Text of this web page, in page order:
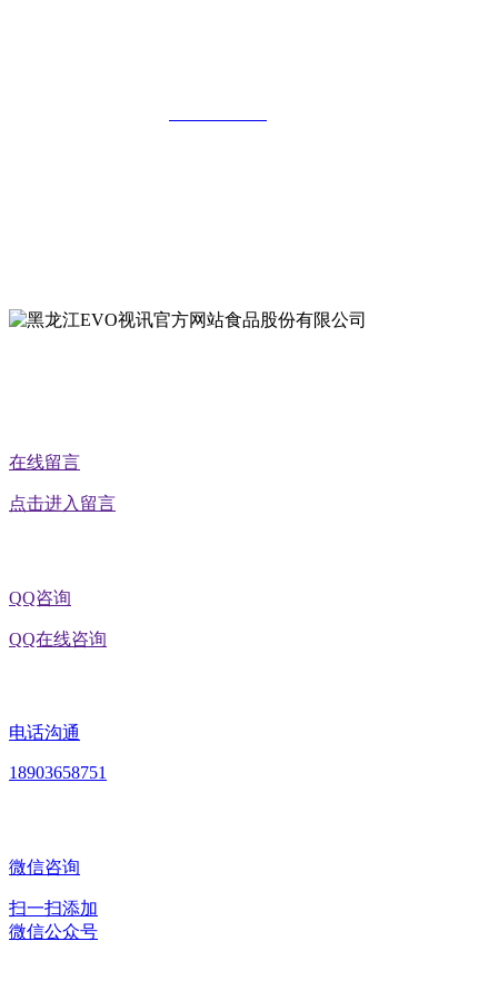
在线留言
点击进入留言
QQ咨询
QQ在线咨询
电话沟通
18903658751
微信咨询
扫一扫添加
微信公众号